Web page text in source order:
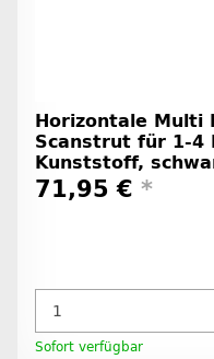
Horizontale Multi
Scanstrut für 1-4
Kunststoff,
71,95 € *
Sofort verfügbar